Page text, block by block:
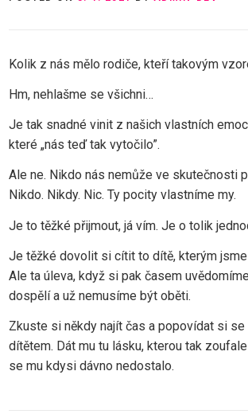
Kolik z nás mělo rodiče, kteří takovým
Hm, nehlašme se všichni…
Je tak snadné vinit z našich vlastních
které „nás teď tak vytočilo”.
Ale ne. Nikdo nás nemůže ve skutečnosti
Nikdo. Nikdy. Nic. Ty pocity vlastníme my.
Je to těžké přijmout, já vím. Je o tolik
Je těžké dovolit si cítit to dítě, kterým
Ale ta úleva, když si pak časem
dospělí a už nemusíme být oběti.
Zkuste si někdy najít čas a popovídat si
dítětem. Dát mu tu lásku, kterou tak
se mu kdysi dávno nedostalo.